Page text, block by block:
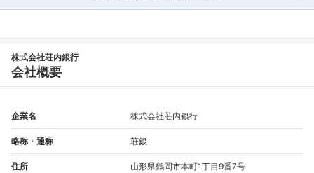
株式会社荘内銀行
会社概要
企業名 株式会社荘内銀行
略称・通称 荘銀
住所 山形県鶴岡市本町1丁目9番7号